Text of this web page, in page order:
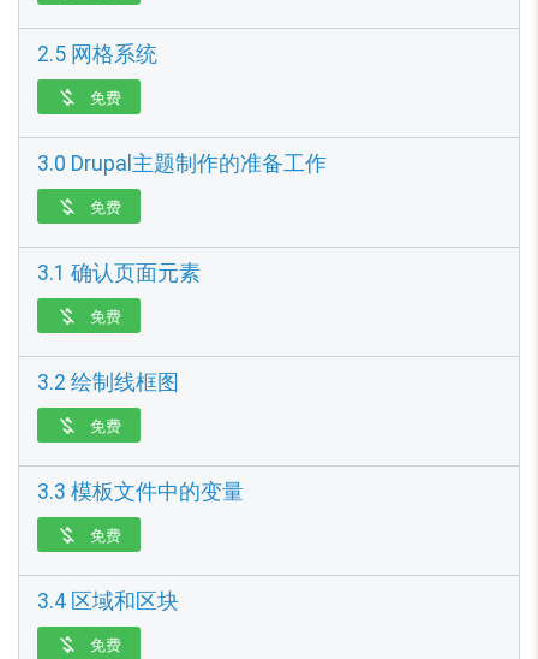
2.5 网格系统
 免费
3.0 Drupal主题制作的准备工作
 免费
3.1 确认页面元素
 免费
3.2 绘制线框图
 免费
3.3 模板文件中的变量
 免费
3.4 区域和区块
 免费